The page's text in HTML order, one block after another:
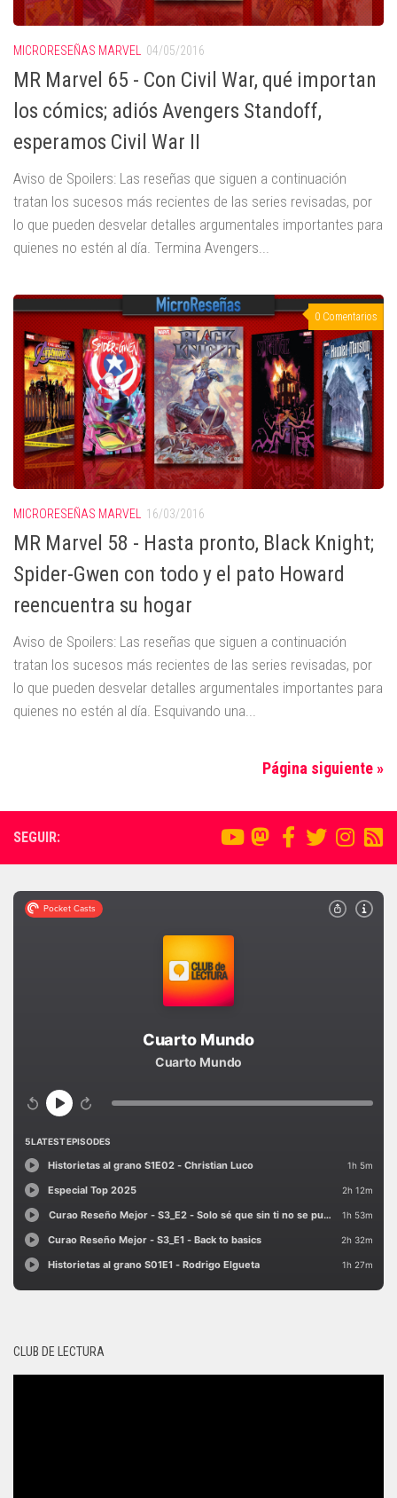
MICRORESEÑAS MARVEL 04/05/2016
MR Marvel 65 - Con Civil War, qué importan
los cómics; adiós Avengers Standoff,
esperamos Civil War II
Aviso de Spoilers: Las reseñas que siguen a continuación
tratan los sucesos más recientes de las series revisadas, por
lo que pueden desvelar detalles argumentales importantes para
quienes no estén al día. Termina Avengers...
0 Comentarios
MICRORESEÑAS MARVEL 16/03/2016
MR Marvel 58 - Hasta pronto, Black Knight;
Spider-Gwen con todo y el pato Howard
reencuentra su hogar
Aviso de Spoilers: Las reseñas que siguen a continuación
tratan los sucesos más recientes de las series revisadas, por
lo que pueden desvelar detalles argumentales importantes para
quienes no estén al día. Esquivando una...
Página siguiente »
SEGUIR:
CLUB DE LECTURA